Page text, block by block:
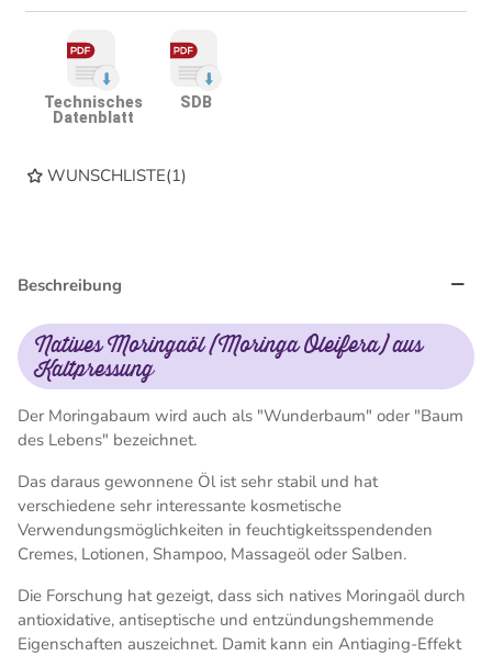
Technisches
Datenblatt
SDB
WUNSCHLISTE(1)
Beschreibung
Natives Moringaöl (Moringa Oleifera) aus
Kaltpressung
Der Moringabaum wird auch als "Wunderbaum" oder "Baum
des Lebens" bezeichnet.
Das daraus gewonnene Öl ist sehr stabil und hat
verschiedene sehr interessante kosmetische
Verwendungsmöglichkeiten in feuchtigkeitsspendenden
Cremes, Lotionen, Shampoo, Massageöl oder Salben.
Die Forschung hat gezeigt, dass sich natives Moringaöl durch
antioxidative, antiseptische und entzündungshemmende
Eigenschaften auszeichnet. Damit kann ein Antiaging-Effekt